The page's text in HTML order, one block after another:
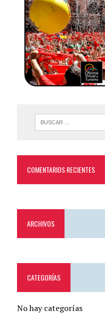
COMENTARIOS RECIENTES
ARCHIVOS
CATEGORÍAS
No hay categorías